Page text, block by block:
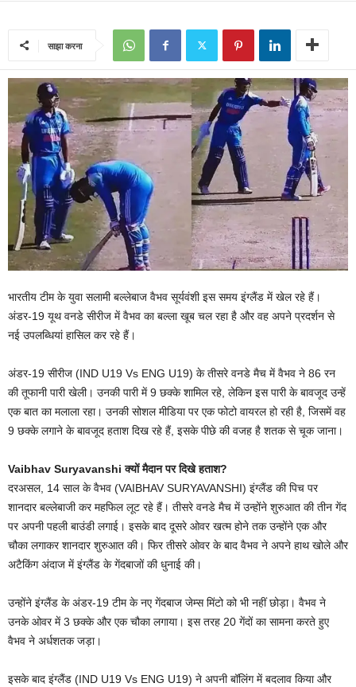
साझा करना
भारतीय टीम के युवा सलामी बल्लेबाज वैभव सूर्यवंशी इस समय इंग्लैंड में खेल रहे हैं।
अंडर-19 यूथ वनडे सीरीज में वैभव का बल्ला खूब चल रहा है और वह अपने प्रदर्शन से
नई उपलब्धियां हासिल कर रहे हैं।
अंडर-19 सीरीज (IND U19 Vs ENG U19) के तीसरे वनडे मैच में वैभव ने 86 रन
की तूफानी पारी खेली। उनकी पारी में 9 छक्के शामिल रहे, लेकिन इस पारी के बावजूद उन्हें
एक बात का मलाला रहा। उनकी सोशल मीडिया पर एक फोटो वायरल हो रही है, जिसमें वह
9 छक्के लगाने के बावजूद हताश दिख रहे हैं, इसके पीछे की वजह है शतक से चूक जाना।
Vaibhav Suryavanshi क्यों मैदान पर दिखे हताश?
दरअसल, 14 साल के वैभव (VAIBHAV SURYAVANSHI) इंग्लैंड की पिच पर
शानदार बल्लेबाजी कर महफिल लूट रहे हैं। तीसरे वनडे मैच में उन्होंने शुरुआत की तीन गेंद
पर अपनी पहली बाउंडी लगाई। इसके बाद दूसरे ओवर खत्म होने तक उन्होंने एक और
चौका लगाकर शानदार शुरुआत की। फिर तीसरे ओवर के बाद वैभव ने अपने हाथ खोले और
अटैकिंग अंदाज में इंग्लैंड के गेंदबाजों की धुनाई की।
उन्होंने इंग्लैंड के अंडर-19 टीम के नए गेंदबाज जेम्स मिंटो को भी नहीं छोड़ा। वैभव ने
उनके ओवर में 3 छक्के और एक चौका लगाया। इस तरह 20 गेंदों का सामना करते हुए
वैभव ने अर्धशतक जड़ा।
इसके बाद इंग्लैंड (IND U19 Vs ENG U19) ने अपनी बॉलिंग में बदलाव किया और